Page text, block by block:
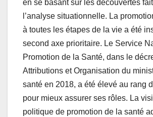
en se basant sur les découvertes
l’analyse situationnelle. La
à toutes les étapes de la vie a été
second axe prioritaire. Le Service
Promotion de la Santé, dans le
Attributions et Organisation du
santé en 2018, a été élevé au rang
pour mieux assurer ses rôles. La
politique de promotion de la santé